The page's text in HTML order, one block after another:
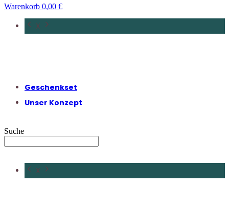
Warenkorb 0,00 €
X
Geschenkset
Unser Konzept
Suche
X